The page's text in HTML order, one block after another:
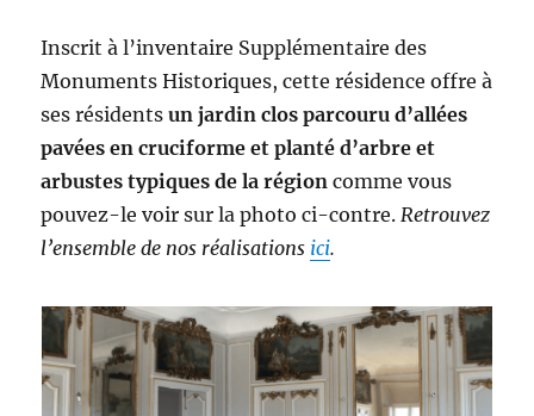
Inscrit à l’inventaire Supplémentaire des
Monuments Historiques, cette résidence offre à
ses résidentsun jardin clos parcouru d’allées
pavées en cruciforme et planté d’arbre et
arbustes typiques de la région comme vous
pouvez-le voir sur la photo ci-contre.Retrouvez
l’ensemble de nos réalisations ici.